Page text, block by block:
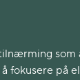
som
fokusere på